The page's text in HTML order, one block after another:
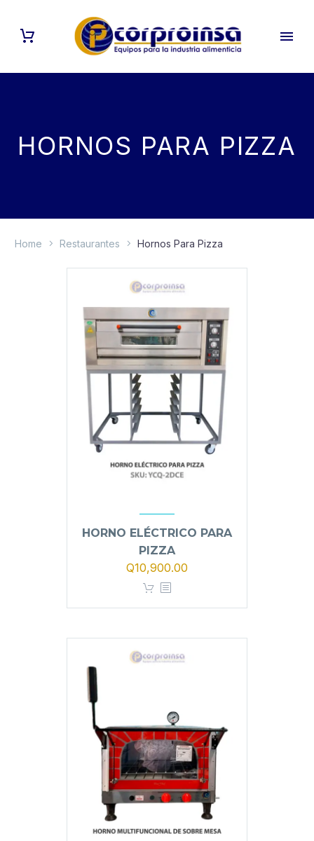
HORNOS PARA PIZZA
Home Restaurantes Hornos Para Pizza
HORNO ELÉCTRICO PARA
PIZZA
Q10,900.00